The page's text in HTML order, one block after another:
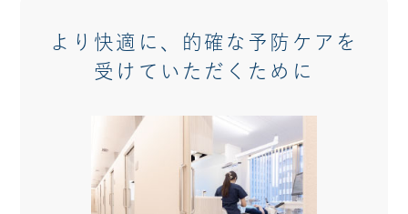
より快適に、的確な予防ケアを
受けていただくために